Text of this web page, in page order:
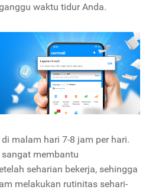
waktu tidur Anda.
malam hari 7-8 jam per hari.
membantu
seharian bekerja, sehingga
melakukan rutinitas sehari-